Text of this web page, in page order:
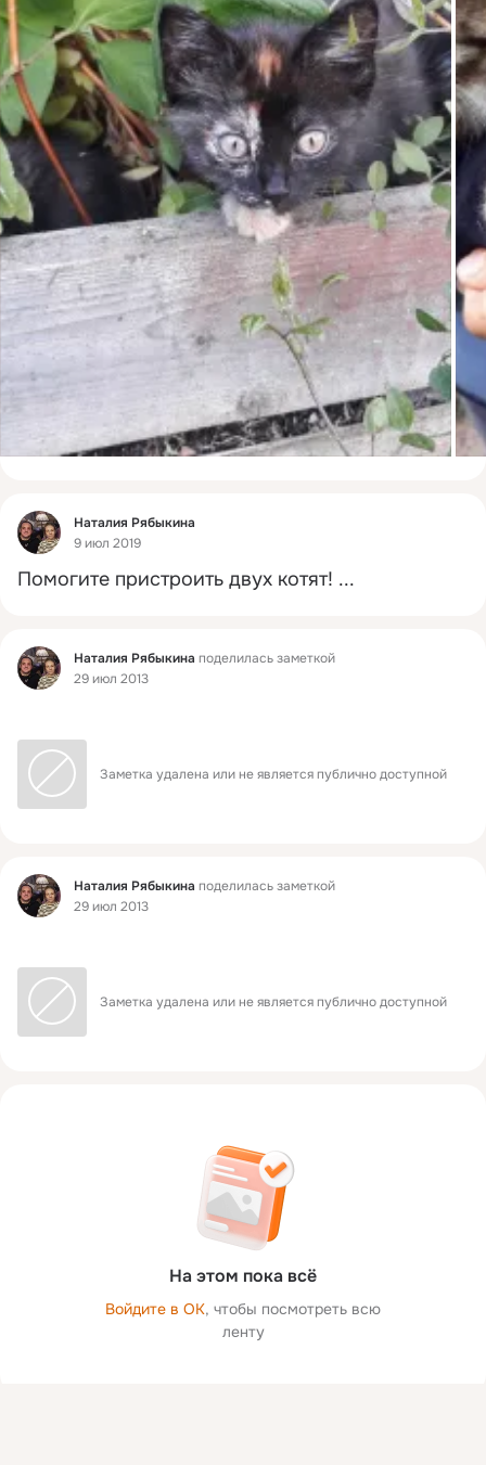
Фид
Наталия Рябыкина
9 июл 2019
Помогите пристроить двух котят! ...
Фид Наталия Рябыкина поделилась заметкой
29 июл 2013
Заметка удалена или не является публично доступной
Фид Наталия Рябыкина поделилась заметкой
29 июл 2013
Заметка удалена или не является публично доступной
На этом пока всё
Войдите в ОК, чтобы посмотреть всю
ленту